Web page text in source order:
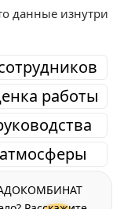
данные изнутри
работы